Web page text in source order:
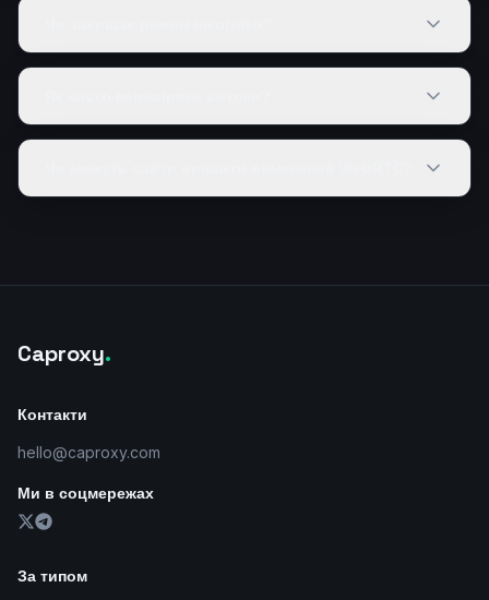
Caproxy.
Контакти
hello@caproxy.com
Ми в соцмережах
За типом